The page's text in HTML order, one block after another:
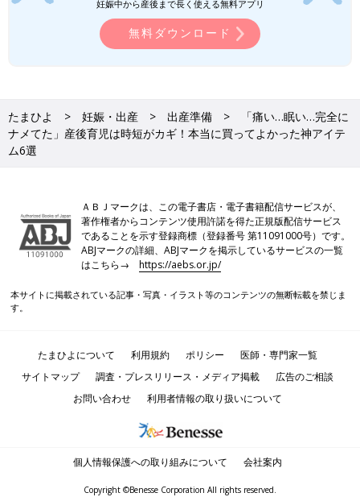
妊娠中から産後まで長く使える無料アプリ
無料ダウンロード
たまひよ 妊娠・出産 出産準備
「痛い…眠い…完全に
ナメてた」産後育児は時短がカギ！本当に買ってよかった神アイテ
ム6選
ＡＢＪマークは、この電子書店・電子書籍配信サービスが、
著作権者からコンテンツ使用許諾を得た正規版配信サービス
であることを示す登録商標（登録番号 第11091000号）です。
ABJマークの詳細、ABJマークを掲示しているサービスの一覧
はこちら→https://aebs.or.jp/
本サイトに掲載されている記事・写真・イラスト等のコンテンツの無断転載を禁じま
す。
たまひよについて 利用規約 ポリシー
医師・専門家一覧
サイトマップ
調査・プレスリリース・メディア掲載
広告のご相談
お問い合わせ
利用者情報の取り扱いについて
個人情報保護への取り組みについて 会社案内
Copyright ©Benesse Corporation All rights reserved.